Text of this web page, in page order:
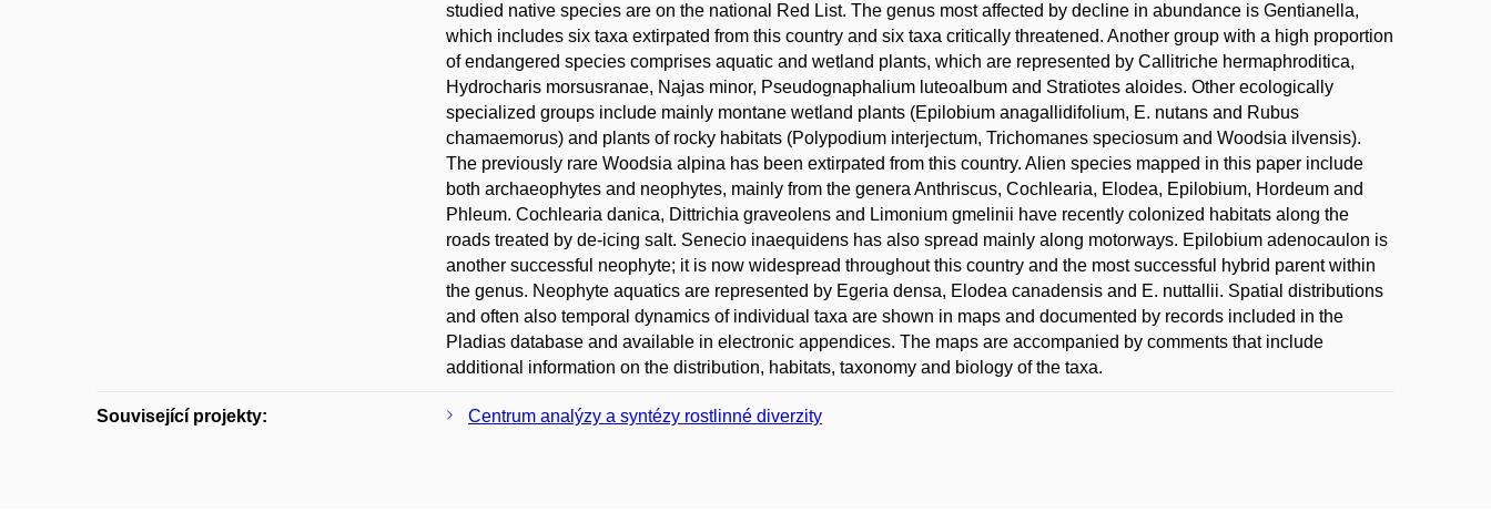
studied native species are on the national Red List. The genus most affected by decline in abundance is Gentianella,
which includes six taxa extirpated from this country and six taxa critically threatened. Another group with a high proportion
of endangered species comprises aquatic and wetland plants, which are represented by Callitriche hermaphroditica,
Hydrocharis morsusranae, Najas minor, Pseudognaphalium luteoalbum and Stratiotes aloides. Other ecologically
specialized groups include mainly montane wetland plants (Epilobium anagallidifolium, E. nutans and Rubus
chamaemorus) and plants of rocky habitats (Polypodium interjectum, Trichomanes speciosum and Woodsia ilvensis).
The previously rare Woodsia alpina has been extirpated from this country. Alien species mapped in this paper include
both archaeophytes and neophytes, mainly from the genera Anthriscus, Cochlearia, Elodea, Epilobium, Hordeum and
Phleum. Cochlearia danica, Dittrichia graveolens and Limonium gmelinii have recently colonized habitats along the
roads treated by de-icing salt. Senecio inaequidens has also spread mainly along motorways. Epilobium adenocaulon is
another successful neophyte; it is now widespread throughout this country and the most successful hybrid parent within
the genus. Neophyte aquatics are represented by Egeria densa, Elodea canadensis and E. nuttallii. Spatial distributions
and often also temporal dynamics of individual taxa are shown in maps and documented by records included in the
Pladias database and available in electronic appendices. The maps are accompanied by comments that include
additional information on the distribution, habitats, taxonomy and biology of the taxa.
Související projekty: Centrum analýzy a syntézy rostlinné diverzity